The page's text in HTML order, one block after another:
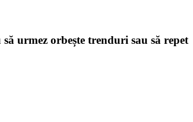
urmez orbește trenduri sau să repet